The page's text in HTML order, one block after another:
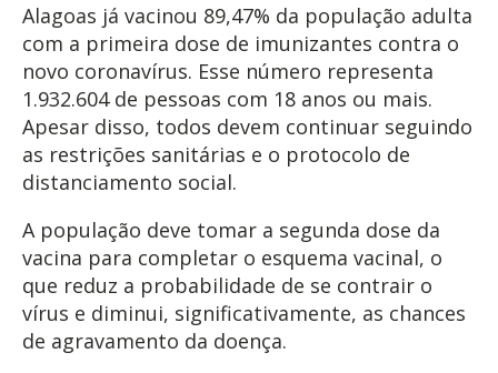
Alagoas já vacinou 89,47% da população adulta
com a primeira dose de imunizantes contra o
novo coronavírus. Esse número representa
1.932.604 de pessoas com 18 anos ou mais.
Apesar disso, todos devem continuar seguindo
as restrições sanitárias e o protocolo de
distanciamento social.
A população deve tomar a segunda dose da
vacina para completar o esquema vacinal, o
que reduz a probabilidade de se contrair o
vírus e diminui, significativamente, as chances
de agravamento da doença.